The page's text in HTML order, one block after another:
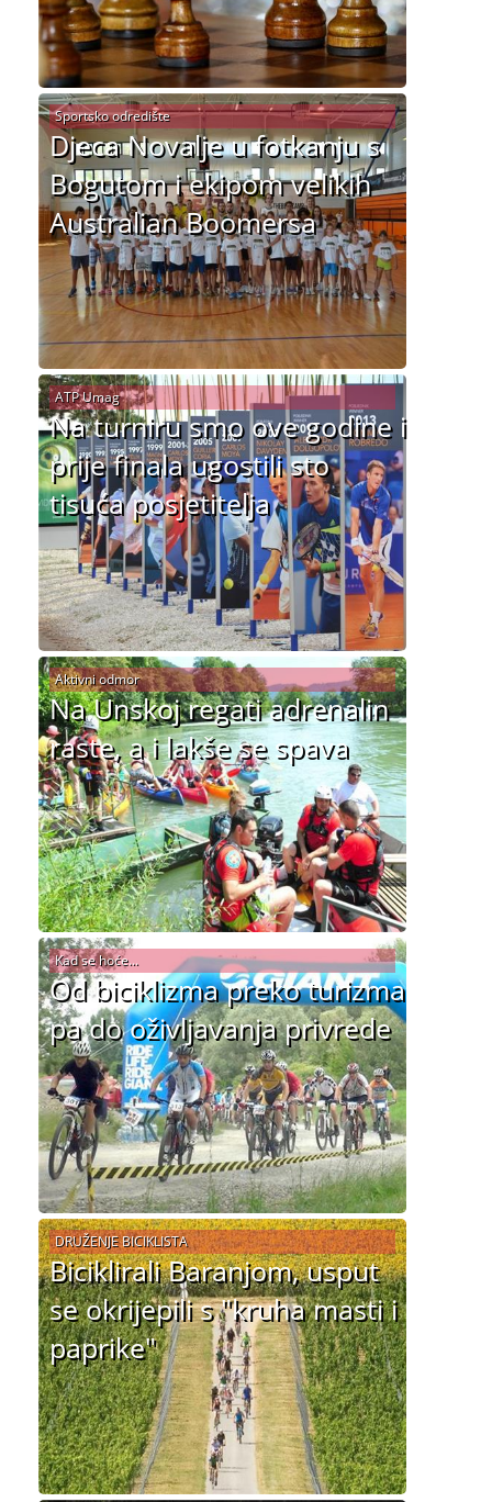
Djeca Novalje u fotkanju s
Bogutom i ekipom velikih
Australian Boomersa
Sportsko odredište
Na turniru smo ove godine i
prije finala ugostili sto
tisuća posjetitelja
ATP Umag
Na Unskoj regati adrenalin
raste, a i lakše se spava
Aktivni odmor
Od biciklizma preko turizma
pa do oživljavanja privrede
Kad se hoće...
Biciklirali Baranjom, usput
se okrijepili s "kruha masti i
paprike"
DRUŽENJE BICIKLISTA